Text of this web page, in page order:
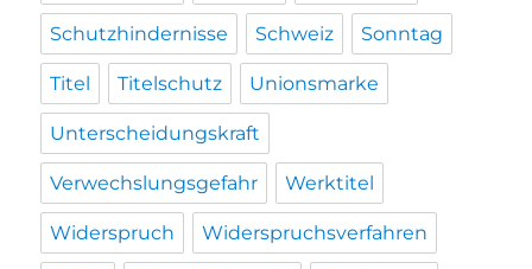
Schutzhindernisse Schweiz Sonntag
Titel Titelschutz Unionsmarke
Unterscheidungskraft
Verwechslungsgefahr Werktitel
Widerspruch Widerspruchsverfahren